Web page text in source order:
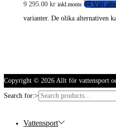
9 295.00 kr inkl.moms Välj
varianter. De olika alternativen
Copyright © 2026 Allt för vattensport
Search for:>
Vattensport